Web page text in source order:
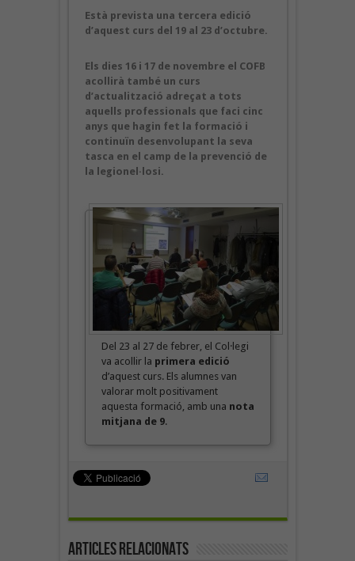
Està prevista una tercera edició
d’aquest curs del 19 al 23 d’octubre.
Els dies 16 i 17 de novembre el COFB
acollirà també un curs
d’actualització adreçat a tots
aquells professionals que faci cinc
anys que hagin fet la formació i
continuïn desenvolupant la seva
tasca en el camp de la prevenció de
la legionel·losi.
Del 23 al 27 de febrer, el Col·legi
va acollir la primera edició
d’aquest curs. Els alumnes van
valorar molt positivament
aquesta formació, amb una nota
mitjana de 9.
Articles Relacionats